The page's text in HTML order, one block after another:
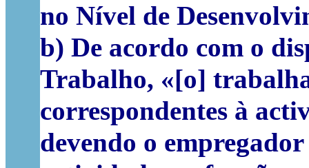
no Nível de
b) De acordo com o
Trabalho, «[o]
correspondentes à
devendo o